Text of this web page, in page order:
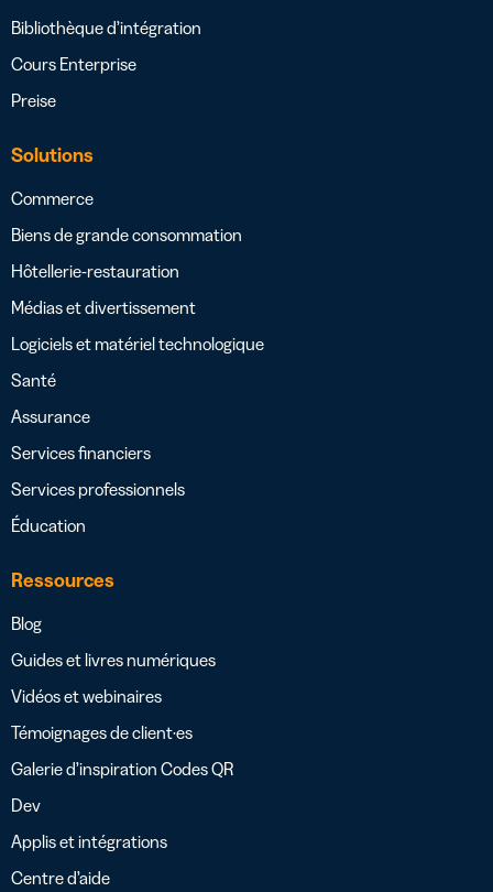
Bibliothèque d’intégration
Cours Enterprise
Preise
Solutions
Commerce
Biens de grande consommation
Hôtellerie-restauration
Médias et divertissement
Logiciels et matériel technologique
Santé
Assurance
Services financiers
Services professionnels
Éducation
Ressources
Blog
Guides et livres numériques
Vidéos et webinaires
Témoignages de client·es
Galerie d’inspiration Codes QR
Dev
Applis et intégrations
Centre d’aide